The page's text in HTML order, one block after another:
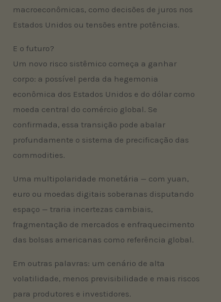
macroeconômicas, como decisões de juros nos
Estados Unidos ou tensões entre potências.
E o futuro?
Um novo risco sistêmico começa a ganhar
corpo: a possível perda da hegemonia
econômica dos Estados Unidos e do dólar como
moeda central do comércio global. Se
confirmada, essa transição pode abalar
profundamente o sistema de precificação das
commodities.
Uma multipolaridade monetária — com yuan,
euro ou moedas digitais soberanas disputando
espaço — traria incertezas cambiais,
fragmentação de mercados e enfraquecimento
das bolsas americanas como referência global.
Em outras palavras: um cenário de alta
volatilidade, menos previsibilidade e mais riscos
para produtores e investidores.